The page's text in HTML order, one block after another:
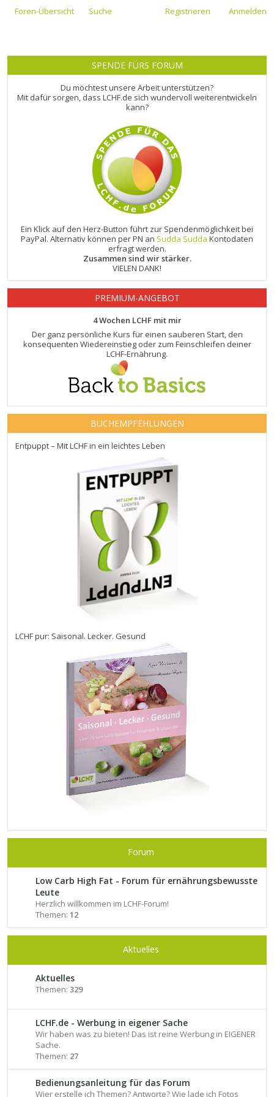
Foren-Übersicht Suche Anmelden
Registrieren
SPENDE FÜRS FORUM
Du möchtest unsere Arbeit unterstützen?
Mit dafür sorgen, dass LCHF.de sich wundervoll weiterentwickeln
kann?
Ein Klick auf den Herz-Button führt zur Spendenmöglichkeit bei
PayPal. Alternativ können per PN an Sudda Sudda Kontodaten
erfragt werden.
Zusammen sind wir stärker.
VIELEN DANK!
PREMIUM-ANGEBOT
4 Wochen LCHF mit mir
Der ganz persönliche Kurs für einen sauberen Start, den
konsequenten Wiedereinstieg oder zum Feinschleifen deiner
LCHF-Ernährung.
BUCHEMPFEHLUNGEN
Entpuppt – Mit LCHF in ein leichtes Leben
LCHF pur: Saisonal. Lecker. Gesund
Forum
Low Carb High Fat - Forum für ernährungsbewusste
Leute
Herzlich willkommen im LCHF-Forum!
Themen: 12
Aktuelles
Aktuelles
Themen: 329
LCHF.de - Werbung in eigener Sache
Wir haben was zu bieten! Das ist reine Werbung in EIGENER
Sache.
Themen: 27
Bedienungsanleitung für das Forum
Wier erstelle ich Themen? Antworte? Wie lade ich Fotos